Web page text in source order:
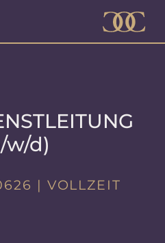
w/d)
| VOLLZEIT